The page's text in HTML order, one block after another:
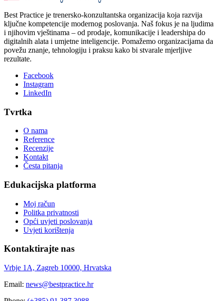
Best Practice je trenersko-konzultantska organizacija koja razvija
ključne kompetencije modernog poslovanja. Naš fokus je na ljudima
i njihovim vještinama – od prodaje, komunikacije i leadershipa do
digitalnih alata i umjetne inteligencije. Pomažemo organizacijama da
povežu znanje, tehnologiju i praksu kako bi stvarale mjerljive
rezultate.
Facebook
Instagram
LinkedIn
Tvrtka
O nama
Reference
Recenzije
Kontakt
Česta pitanja
Edukacijska platforma
Moj račun
Politka privatnosti
Opći uvjeti poslovanja
Uvjeti korištenja
Kontaktirajte nas
Vrbje 1A, Zagreb 10000, Hrvatska
Email: news@bestpractice.hr